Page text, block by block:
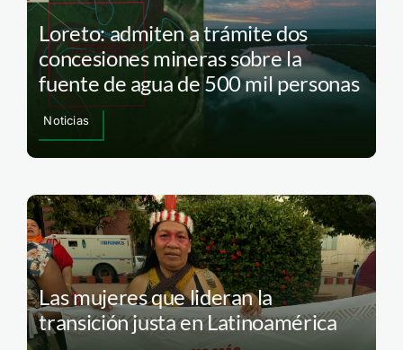
Loreto: admiten a trámite dos
concesiones mineras sobre la
fuente de agua de 500 mil personas
Noticias
Las mujeres que lideran la
transición justa en Latinoamérica